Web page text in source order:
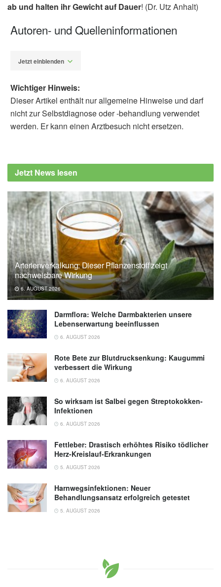
ab und halten ihr Gewicht auf Dauer! (Dr. Utz Anhalt)
Autoren- und Quelleninformationen
Jetzt einblenden
Daniela Abigail Navaro, Olga Raz, Sharon
Gabriel, et al.: Functional Foods in fad diets:
Gate
Katherine Zeratsky: What is the cabbage
soup diet? Can it help me lose weight?,
(Abruf 27.08.2019),Mayo Clinic
Wichtiger Hinweis:
Dieser Artikel enthält nur allgemeine Hinweise und darf
nicht zur Selbstdiagnose oder -behandlung verwendet
werden. Er kann einen Arztbesuch nicht ersetzen.
Jetzt News lesen
Arterienverkalkung: Dieser Pflanzenstoff zeigt
nachweisbare Wirkung
6. AUGUST 2026
Darmflora: Welche Darmbakterien unsere
Lebenserwartung beeinflussen
6. AUGUST 2026
Rote Bete zur Blutdrucksenkung: Kaugummi
verbessert die Wirkung
6. AUGUST 2026
So wirksam ist Salbei gegen Streptokokken-
Infektionen
6. AUGUST 2026
Fettleber: Drastisch erhöhtes Risiko tödlicher
Herz-Kreislauf-Erkrankungen
5. AUGUST 2026
Harnwegsinfektionen: Neuer
Behandlungsansatz erfolgreich getestet
5. AUGUST 2026